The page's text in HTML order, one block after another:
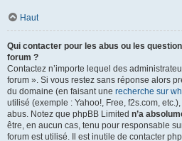
Haut
Qui contacter pour les abus ou les
forum ?
Contactez n’importe lequel des
forum ». Si vous restez sans réponse alors
du domaine (en faisant une recherche sur
utilisé (exemple : Yahoo!, Free, f2s.com,
abus. Notez que phpBB Limited n’a
être, en aucun cas, tenu pour responsable
forum est utilisé. Il est inutile de contacter